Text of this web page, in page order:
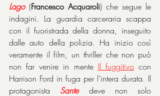
Lago (Francesco Acquaroli) che segue le
indagini. La guardia carceraria scappa
con il fuoristrada della donna, inseguito
dalle auto della polizia. Ha inizio così
veramente il film, un thriller che non può
non far venire in mente Il fuggitivo con
Harrison Ford in fuga per l’intera durata. Il
protagonista Sante deve non solo